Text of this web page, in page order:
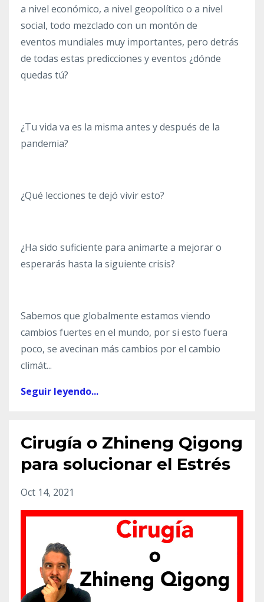
a nivel económico, a nivel geopolítico o a nivel
social, todo mezclado con un montón de
eventos mundiales muy importantes, pero detrás
de todas estas predicciones y eventos ¿dónde
quedas tú?
¿Tu vida va es la misma antes y después de la
pandemia?
¿Qué lecciones te dejó vivir esto?
¿Ha sido suficiente para animarte a mejorar o
esperarás hasta la siguiente crisis?
Sabemos que globalmente estamos viendo
cambios fuertes en el mundo, por si esto fuera
poco, se avecinan más cambios por el cambio
climát...
Seguir leyendo...
Cirugía o Zhineng Qigong
para solucionar el Estrés
Oct 14, 2021